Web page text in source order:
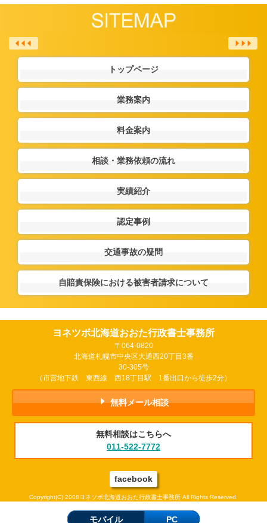
トップページ
業務案内
料金案内
相談・業務依頼の流れ
実績紹介
認定事例
交通事故の疑問
自賠責保険における被害者請求について
ヨネツボ北海道おおた行政書士事務所
〒064-0820
北海道札幌市中央区大通西20丁目3番
30-305号
（市営地下鉄 東西線 西18丁目駅 1番出口から徒歩2分）
無料メール相談
無料相談はこちらへ
011-522-7772
facebook
Copyright(C) 2008ヨネツボ北海道おおた行政書士事務所 All Rights Reserved.
モバイル PC